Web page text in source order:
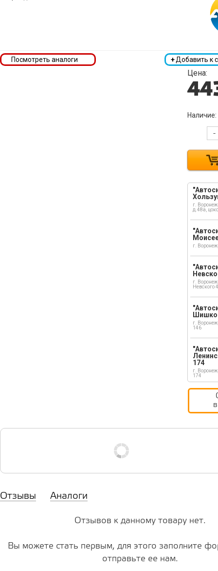
+Добавить к
Посмотреть аналоги
Цена:
Наличие:
-
г.
д.48а,
г.
г.
Невского
г.
146
174
г.
174
Отзывы Аналоги
Отзывов к данному товару нет.
Вы можете стать первым, для этого заполните
отправьте ее нам.